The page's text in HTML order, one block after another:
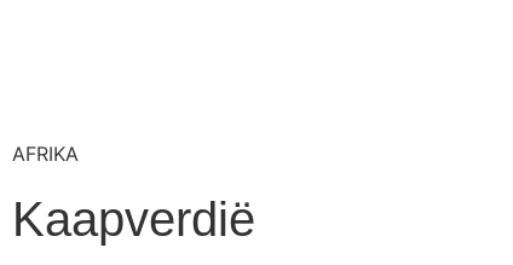
AFRIKA
Kaapverdië